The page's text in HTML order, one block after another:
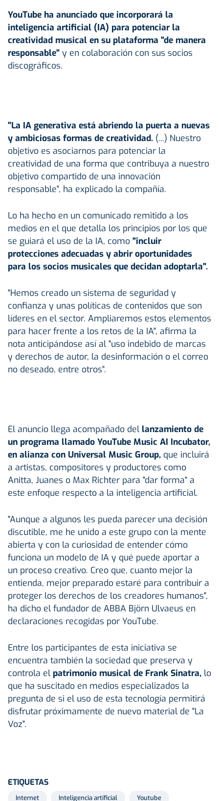
YouTube ha anunciado que incorporará la
inteligencia artificial (IA) para potenciar la
creatividad musical en su plataforma "de manera
responsable" y en colaboración con sus socios
discográficos.
"La IA generativa está abriendo la puerta a nuevas
y ambiciosas formas de creatividad. (...) Nuestro
objetivo es asociarnos para potenciar la
creatividad de una forma que contribuya a nuestro
objetivo compartido de una innovación
responsable", ha explicado la compañía.
Lo ha hecho en un comunicado remitido a los
medios en el que detalla los principios por los que
se guiará el uso de la IA, como "incluir
protecciones adecuadas y abrir oportunidades
para los socios musicales que decidan adoptarla".
"Hemos creado un sistema de seguridad y
confianza y unas políticas de contenidos que son
líderes en el sector. Ampliaremos estos elementos
para hacer frente a los retos de la IA", afirma la
nota anticipándose así al "uso indebido de marcas
y derechos de autor, la desinformación o el correo
no deseado, entre otros".
El anuncio llega acompañado del lanzamiento de
un programa llamado YouTube Music AI Incubator,
en alianza con Universal Music Group, que incluirá
a artistas, compositores y productores como
Anitta, Juanes o Max Richter para "dar forma" a
este enfoque respecto a la inteligencia artificial.
"Aunque a algunos les pueda parecer una decisión
discutible, me he unido a este grupo con la mente
abierta y con la curiosidad de entender cómo
funciona un modelo de IA y qué puede aportar a
un proceso creativo. Creo que, cuanto mejor la
entienda, mejor preparado estaré para contribuir a
proteger los derechos de los creadores humanos",
ha dicho el fundador de ABBA Björn Ulvaeus en
declaraciones recogidas por YouTube.
Entre los participantes de esta iniciativa se
encuentra también la sociedad que preserva y
controla el patrimonio musical de Frank Sinatra, lo
que ha suscitado en medios especializados la
pregunta de si el uso de esta tecnología permitirá
disfrutar próximamente de nuevo material de "La
Voz".
ETIQUETAS
Internet Inteligencia artificial Youtube